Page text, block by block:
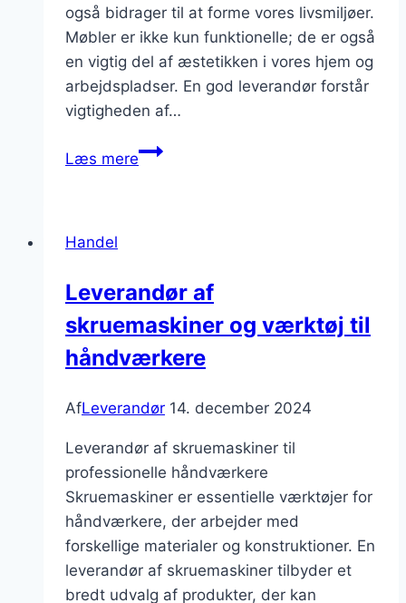
også bidrager til at forme vores livsmiljøer.
Møbler er ikke kun funktionelle; de er også
en vigtig del af æstetikken i vores hjem og
arbejdspladser. En god leverandør forstår
vigtigheden af…
Læs mereLeverandør
Handel
Leverandør af
skruemaskiner og værktøj til
håndværkere
AfLeverandør 14. december 2024
Leverandør af skruemaskiner til
professionelle håndværkere
Skruemaskiner er essentielle værktøjer for
håndværkere, der arbejder med
forskellige materialer og konstruktioner. En
leverandør af skruemaskiner tilbyder et
bredt udvalg af produkter, der kan